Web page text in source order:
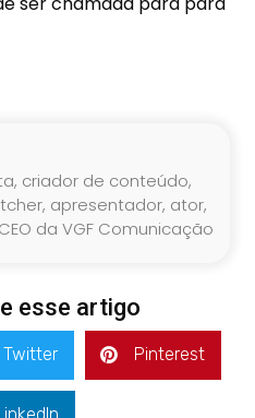
criador de conteúdo,
apresentador, ator,
da VGF Comunicação
esse artigo
Twitter Pinterest